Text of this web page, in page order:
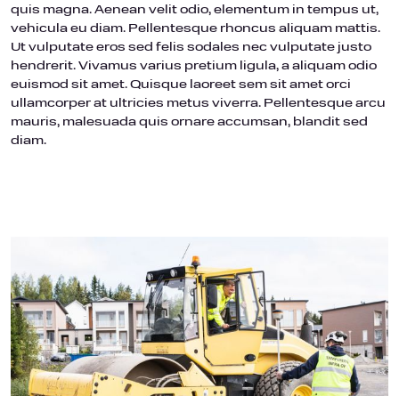
quis magna. Aenean velit odio, elementum in tempus ut,
vehicula eu diam. Pellentesque rhoncus aliquam mattis.
Ut vulputate eros sed felis sodales nec vulputate justo
hendrerit. Vivamus varius pretium ligula, a aliquam odio
euismod sit amet. Quisque laoreet sem sit amet orci
ullamcorper at ultricies metus viverra. Pellentesque arcu
mauris, malesuada quis ornare accumsan, blandit sed
diam.